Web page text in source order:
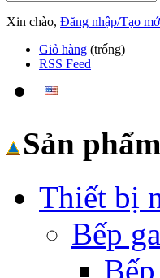
Xin chào, Đăng nhập/Tạo
Giỏ hàng (trống)
RSS Feed
Sản
Thiết bị
Bếp